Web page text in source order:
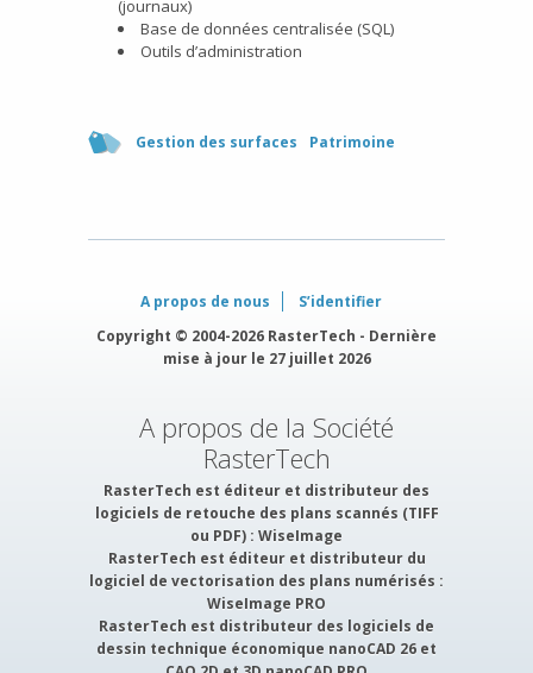
(journaux)
Base de données centralisée (SQL)
Outils d’administration
Gestion des surfaces Patrimoine
A propos de nous
S’identifier
Copyright © 2004-2026 RasterTech - Dernière
mise à jour le 27 juillet 2026
A propos de la Société
RasterTech
RasterTech est éditeur et distributeur des
logiciels de retouche des plans scannés (TIFF
ou PDF) : WiseImage
RasterTech est éditeur et distributeur du
logiciel de vectorisation des plans numérisés :
WiseImage PRO
RasterTech est distributeur des logiciels de
dessin technique économique nanoCAD 26 et